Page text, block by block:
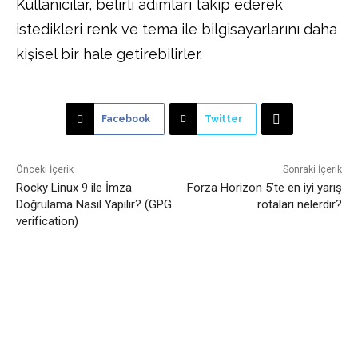
Kullanıcılar, belirli adımları takip ederek
istedikleri renk ve tema ile bilgisayarlarını daha
kişisel bir hale getirebilirler.
Facebook Twitter
Önceki İçerik
Rocky Linux 9 ile İmza
Doğrulama Nasıl Yapılır? (GPG
verification)
Sonraki İçerik
Forza Horizon 5’te en iyi yarış
rotaları nelerdir?